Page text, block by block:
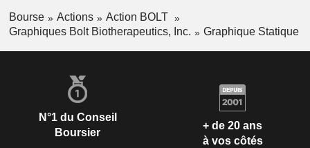
Bourse Actions
Action BOLT
Graphiques Bolt Biotherapeutics, Inc.
Graphique Statique
N°1 du Conseil
Boursier
+ de 20 ans
à vos côtés